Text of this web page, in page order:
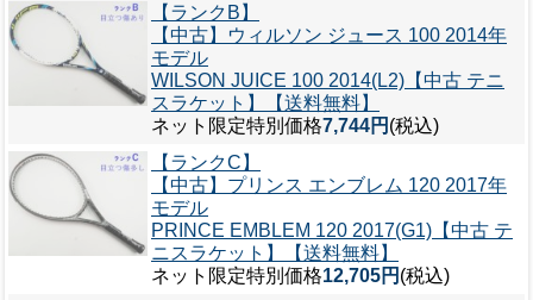
【ランクB】
【中古】ウィルソン ジュース 100 2014年
モデル
WILSON JUICE 100 2014(L2)【中古 テニ
スラケット】【送料無料】
ネット限定特別価格7,744円 (税込)
【ランクC】
【中古】プリンス エンブレム 120 2017年
モデル
PRINCE EMBLEM 120 2017(G1)【中古 テ
ニスラケット】【送料無料】
ネット限定特別価格12,705円 (税込)